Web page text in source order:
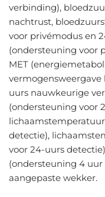
verbinding),
nachtrust,
voor privémodus en
(ondersteuning voor
MET
uurs nauwkeurige
(ondersteuning voor
detectie),
voor 24-uurs
(ondersteuning 4 uur
aangepaste wekker.